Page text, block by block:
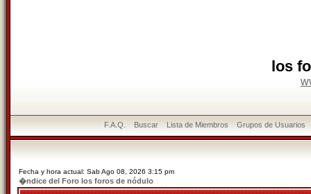
los
F.A.Q. Buscar Lista de Miembros Grupos de Usuarios
Fecha y hora actual: Sab Ago 08, 2026 3:15 pm
�ndice del Foro los foros de nódulo